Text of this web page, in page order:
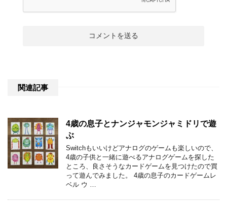
関連記事
4歳の息子とナンジャモンジャミドリで遊
ぶ
Switchもいいけどアナログのゲームも楽しいので、
4歳の子供と一緒に遊べるアナログゲームを探した
ところ、良さそうなカードゲームを見つけたので買
って遊んでみました。 4歳の息子のカードゲームレ
ベル ウ …